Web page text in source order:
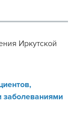
Иркутской
заболеваниями